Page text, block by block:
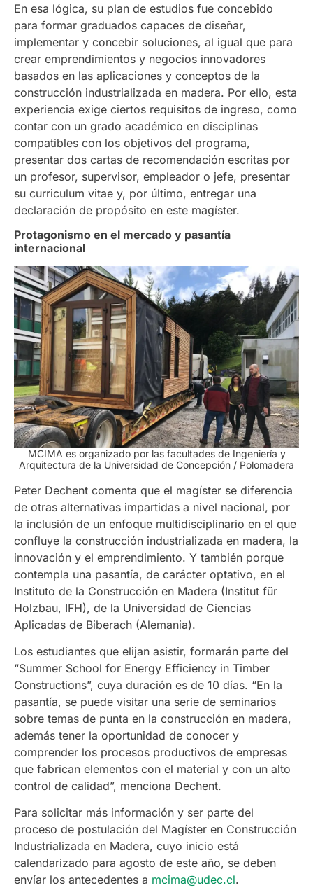
En esa lógica, su plan de estudios fue concebido
para formar graduados capaces de diseñar,
implementar y concebir soluciones, al igual que para
crear emprendimientos y negocios innovadores
basados en las aplicaciones y conceptos de la
construcción industrializada en madera. Por ello, esta
experiencia exige ciertos requisitos de ingreso, como
contar con un grado académico en disciplinas
compatibles con los objetivos del programa,
presentar dos cartas de recomendación escritas por
un profesor, supervisor, empleador o jefe, presentar
su curriculum vitae y, por último, entregar una
declaración de propósito en este magíster.
Protagonismo en el mercado y pasantía
internacional
MCIMA es organizado por las facultades de Ingeniería y
Arquitectura de la Universidad de Concepción / Polomadera
Peter Dechent comenta que el magíster se diferencia
de otras alternativas impartidas a nivel nacional, por
la inclusión de un enfoque multidisciplinario en el que
confluye la construcción industrializada en madera, la
innovación y el emprendimiento. Y también porque
contempla una pasantía, de carácter optativo, en el
Instituto de la Construcción en Madera (Institut für
Holzbau, IFH), de la Universidad de Ciencias
Aplicadas de Biberach (Alemania).
Los estudiantes que elijan asistir, formarán parte del
“Summer School for Energy Efficiency in Timber
Constructions”, cuya duración es de 10 días. “En la
pasantía, se puede visitar una serie de seminarios
sobre temas de punta en la construcción en madera,
además tener la oportunidad de conocer y
comprender los procesos productivos de empresas
que fabrican elementos con el material y con un alto
control de calidad”, menciona Dechent.
Para solicitar más información y ser parte del
proceso de postulación del Magíster en Construcción
Industrializada en Madera, cuyo inicio está
calendarizado para agosto de este año, se deben
envíar los antecedentes a mcima@udec.cl.